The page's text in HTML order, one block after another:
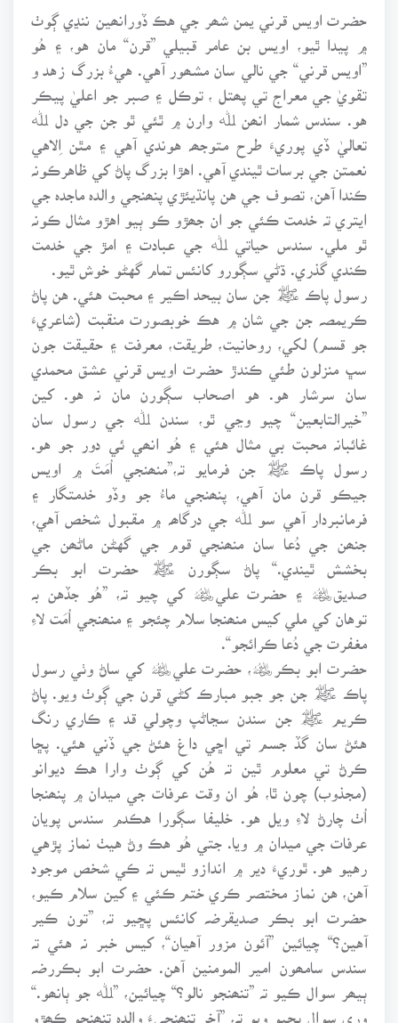
حضرت اويس قرني يمن شھر جي هڪ ڏورانھين ننڍي ڳوٺ
۾ پيدا ٿيو، اويس بن عامر قبيلي ”قرن“ مان هو، ۽ هُو
”اويس قرني“ جي نالي سان مشھور آهي. هيءُ بزرگ زهد و
تقويٰ جي معراج تي پھتل ، توڪل ۽ صبر جو اعليٰ پيڪر
هو. سندس شمار انھن ﷲ وارن ۾ ٿئي ٿو جن جي دل ﷲ
تعاليٰ ڏي پوريءَ طرح متوجھہ هوندي آهي ۽ مٿن اِلاهي
نعمتن جي برسات ٿيندي آهي. اهڙا بزرگ پاڻ کي ظاهرڪونہ
ڪندا آهن، تصوف جي هن پانڌيئڙي پنھنجي والدہ ماجدہ جي
ايتري تہ خدمت ڪئي جو ان جھڙو ڪو ٻيو اهڙو مثال ڪونہ
ٿو ملي. سندس حياتي ﷲ جي عبادت ۽ امڙ جي خدمت
ڪندي گذري. ڌڻي سڳورو کانئس تمام گهڻو خوش ٿيو.
رسول پاڪ ﷺ جن سان بيحد اڪير ۽ محبت هئي. هن پاڻ
ڪريمصہ جن جي شان ۾ هڪ خوبصورت منقبت (شاعريءَ
جو قسم) لکي، روحانيت، طريقت، معرفت ۽ حقيقت جون
سڀ منزلون طئي ڪندڙ حضرت اويس قرني عشق محمدي
سان سرشار هو. هو اصحاب سڳورن مان نہ هو. کين
”خيرالتابعين“ چيو وڃي ٿو، سندن ﷲ جي رسول سان
غائبانہ محبت بي مثال هئي ۽ هُو انھي ئي دور جو هو.
رسول پاڪ ﷺ جن فرمايو تہ،”منھنجي اُمَتَ ۾ اويس
جيڪو قرن مان آهي، پنھنجي ماءُ جو وڏو خدمتگار ۽
فرمانبردار آهي سو ﷲ جي درگاھہ ۾ مقبول شخص آهي،
جنھن جي دُعا سان منھنجي قوم جي گهڻن ماڻھن جي
بخشش ٿيندي.“ پاڻ سڳورن ﷺ حضرت ابو بڪر
صديق﷦ ۽ حضرت علي﷦ کي چيو تہ، ”هُو جڏهن بہ
توهان کي ملي کيس منھنجا سلام چئجو ۽ منھنجي اُمَت لاءِ
مغفرت جي دُعا ڪرائجو“.
حضرت ابو بڪر﷦، حضرت علي﷦ کي ساڻ وٺي رسول
پاڪ ﷺ جن جو جبو مبارڪ کڻي قرن جي ڳوٺ ويو. پاڻ
ڪريم ﷺ جن سندن سڃاڻپ وچولي قد ۽ ڪاري رنگ
هئڻ سان گڏ جسم تي اڇي داغ هئڻ جي ڏني هئي. پڇا
ڪرڻ تي معلوم ٿين تہ هُن کي ڳوٺ وارا هڪ ديوانو
(مجذوب) چون ٿا، هُو ان وقت عرفات جي ميدان ۾ پنھنجا
اُٺ چارڻ لاءِ ويل هو. خليفا سڳورا هڪدم سندس پويان
عرفات جي ميدان ۾ ويا. جتي هُو هڪ وڻ هيٺ نماز پڙهي
رهيو هو. ٿوريءَ دير ۾ اندازو ٿيس تہ ڪي شخص موجود
آهن، هن نماز مختصر ڪري ختم ڪئي ۽ کين سلام ڪيو،
حضرت ابو بڪر صديقرضہ کانئس پڇيو تہ، ”تون ڪير
آهين؟“ چيائين ”آئون مزور آهيان“، کيس خبر نہ هئي تہ
سندس سامھون امير المومنين آهن. حضرت ابو بڪررضہ
ٻيھر سوال ڪيو تہ ”تنھنجو نالو؟“ چيائين، ”ﷲ جو ٻانھو.“
وري سوال پڇيو ويو تہ، ”آخر تنھنجيءَ والدہ تنھنجو ڪھڙو